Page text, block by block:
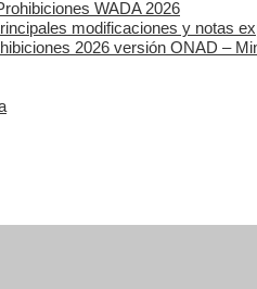
WADA 2026
modificaciones y notas
2026 versión ONAD –